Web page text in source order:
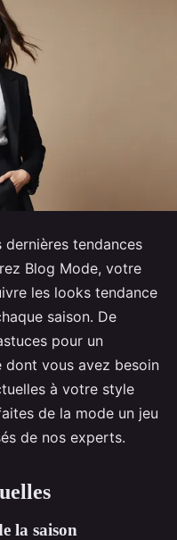
tendances
Blog Mode, votre
les looks tendance
saison. De
pour un
vous avez besoin
à votre style
de la mode un jeu
de nos experts.
la saison